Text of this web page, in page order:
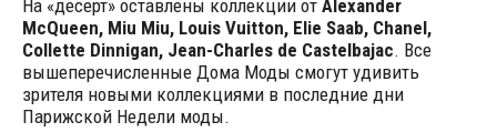
На «десерт» оставлены коллекции от Alexander
McQueen, Miu Miu, Louis Vuitton, Elie Saab, Chanel,
Collette Dinnigan, Jean-Charles de Castelbajac. Все
вышеперечисленные Дома Моды смогут удивить
зрителя новыми коллекциями в последние дни
Парижской Недели моды.